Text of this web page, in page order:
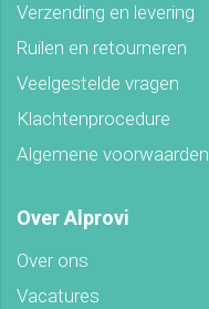
Verzending en levering
Ruilen en retourneren
Veelgestelde vragen
Klachtenprocedure
Algemene voorwaarden
Over Alprovi
Over ons
Vacatures